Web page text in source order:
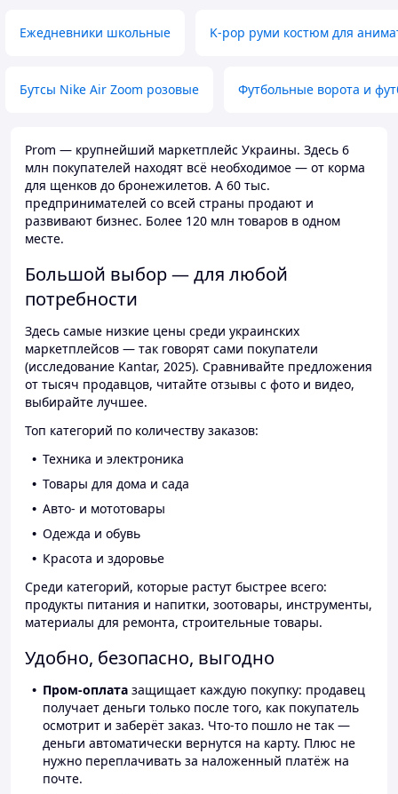
Ежедневники школьные K-pop руми костюм для
Бутсы Nike Air Zoom розовые Футбольные ворота и
Prom — крупнейший маркетплейс Украины. Здесь 6
млн покупателей находят всё необходимое — от корма
для щенков до бронежилетов. А 60 тыс.
предпринимателей со всей страны продают и
развивают бизнес. Более 120 млн товаров в одном
месте.
Большой выбор — для любой
потребности
Здесь самые низкие цены среди украинских
маркетплейсов — так говорят сами покупатели
(исследование Kantar, 2025). Сравнивайте предложения
от тысяч продавцов, читайте отзывы с фото и видео,
выбирайте лучшее.
Топ категорий по количеству заказов:
Техника и электроника
Товары для дома и сада
Авто- и мототовары
Одежда и обувь
Красота и здоровье
Среди категорий, которые растут быстрее всего:
продукты питания и напитки, зоотовары, инструменты,
материалы для ремонта, строительные товары.
Удобно, безопасно, выгодно
Пром-оплата защищает каждую покупку: продавец
получает деньги только после того, как покупатель
осмотрит и заберёт заказ. Что-то пошло не так —
деньги автоматически вернутся на карту. Плюс не
нужно переплачивать за наложенный платёж на
почте.